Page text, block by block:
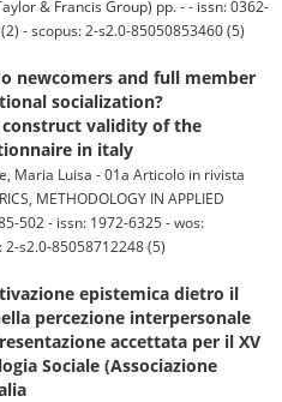
& Francis Group) pp. - - issn: 0362-
- scopus: 2-s2.0-85050853460 (5)
newcomers and full member
socialization?
validity of the
in italy
Maria Luisa - 01a Articolo in rivista
METHODOLOGY IN APPLIED
502 - issn: 1972-6325 - wos:
2-s2.0-85058712248 (5)
epistemica dietro il
percezione interpersonale
accettata per il XV
Sociale (Associazione